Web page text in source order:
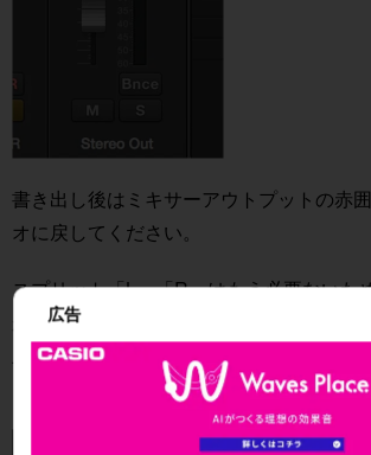
広告
書き出し後はミキサーアウトプットの赤
オに戻してください。
スプリット「L」「R」はもう必要ないた
かりやすいです。
上記で書き出した「Lのみ」トラックを再